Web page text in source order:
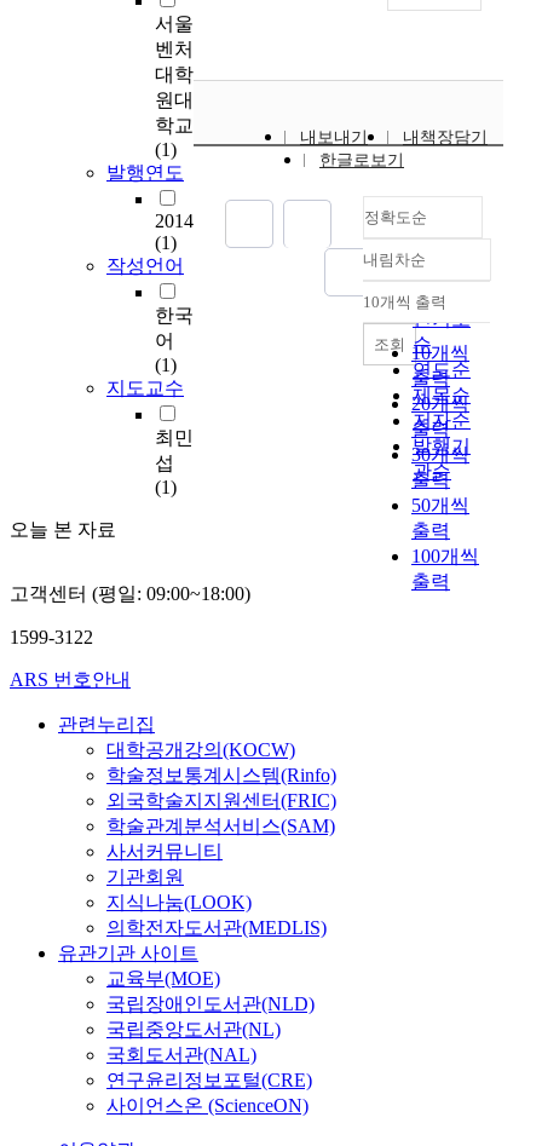
서울
벤처
대학
원대
학교
(1)
발행연도
2014
(1)
작성언어
한국
어
(1)
지도교수
최민
섭
(1)
오늘 본 자료
통
하
내보내기
내책장담기
한글로보기
정확도순
정확도
순
인기도
순
연도순
제목순
저자순
발행기
관순
내림차순
내림차순
10개씩 출력
10개씩
출력
20개씩
출력
30개씩
출력
50개씩
출력
100개씩
출력
조회
고객센터 (평일: 09:00~18:00)
1599-3122
ARS 번호안내
관련누리집
대학공개강의(KOCW)
학술정보통계시스템(Rinfo)
외국학술지지원센터(FRIC)
학술관계분석서비스(SAM)
사서커뮤니티
기관회원
지식나눔(LOOK)
의학전자도서관(MEDLIS)
유관기관 사이트
교육부(MOE)
국립장애인도서관(NLD)
국립중앙도서관(NL)
국회도서관(NAL)
연구윤리정보포털(CRE)
사이언스온 (ScienceON)